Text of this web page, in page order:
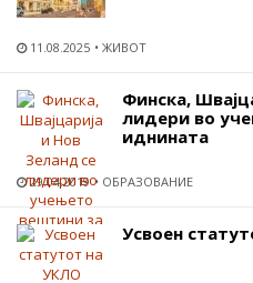
11.08.2025 ЖИВОТ
Финска,
лидери во
иднината
29.04.2019 ОБРАЗОВАНИЕ
Усвоен